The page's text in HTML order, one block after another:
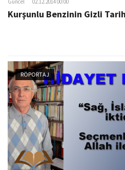
Kurşunlu Benzinin Gizli
RÖPORTAJ